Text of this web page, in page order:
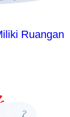
Ruangan